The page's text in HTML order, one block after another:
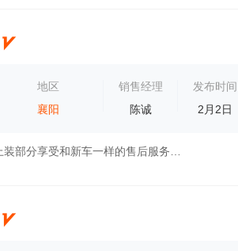
地区
襄阳
销售经理
陈诚
发布时间
2月2日